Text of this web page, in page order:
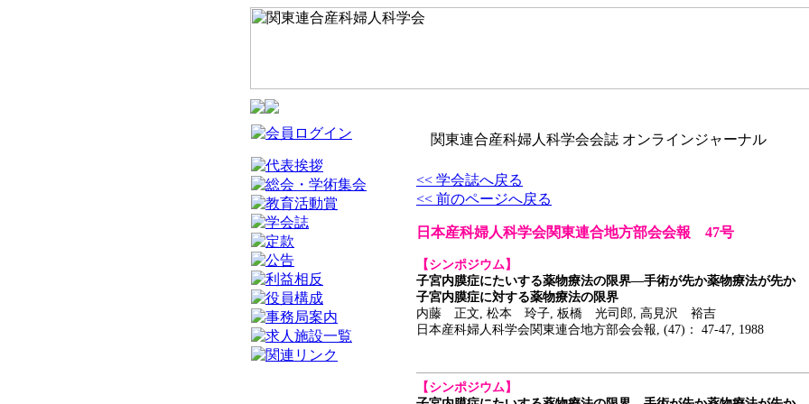
関東連合産科婦人科学会会誌 オンラインジャーナル
<< 学会誌へ戻る
<< 前のページへ戻る
日本産科婦人科学会関東連合地方部会会報 47号
【シンポジウム】
子宮内膜症にたいする薬物療法の限界―手術が先か薬物療法が先か
子宮内膜症に対する薬物療法の限界
内藤 正文, 松本 玲子, 板橋 光司郎, 高見沢 裕吉
日本産科婦人科学会関東連合地方部会会報, (47)： 47-47, 1988
【シンポジウム】